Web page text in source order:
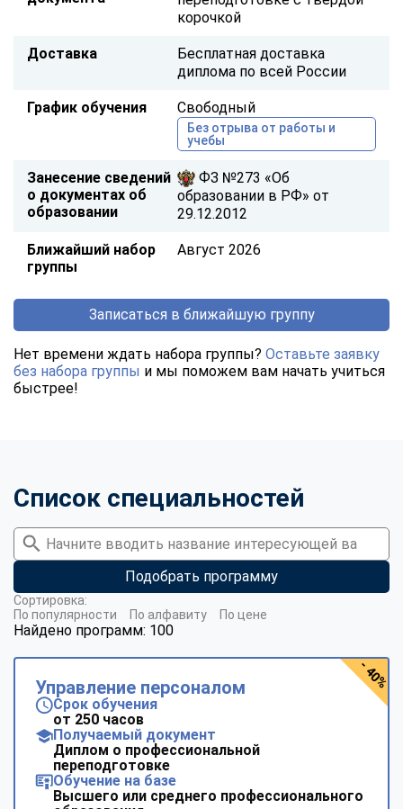
корочкой
Доставка
Бесплатная доставка
диплома по всей России
График обучения Свободный
Без отрыва от работы и
учебы
Занесение сведений
о документах об
образовании
ФЗ №273 «Об
образовании в РФ» от
29.12.2012
Ближайший набор
группы
Август 2026
Записаться в ближайшую группу
Нет времени ждать набора группы? Оставьте заявку
без набора группы и мы поможем вам начать учиться
быстрее!
Список специальностей
Подобрать программу
Найдено программ: 100
Сортировка:
По популярности
По алфавиту По цене
Управление персоналом
Срок обучения
от 250 часов
Получаемый документ
Диплом о профессиональной
переподготовке
Обучение на базе
Высшего или среднего профессионального
- 40%